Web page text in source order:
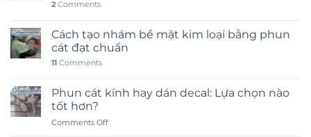
2 Comments
Cách tạo nhám bề mặt kim loại bằng phun
cát đạt chuẩn
11 Comments
Phun cát kính hay dán decal: Lựa chọn nào
tốt hơn?
Comments Offon